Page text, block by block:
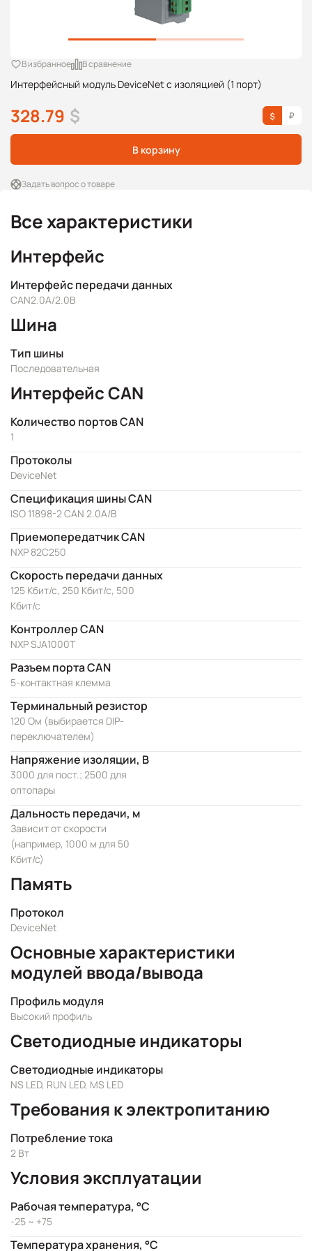
Интерфейсный модуль DeviceNet с изоляцией (1 порт)
В избранное В сравнение
328.79 $
В корзину
Задать вопрос о товаре
Все характеристики
Интерфейс
Интерфейс передачи данных
CAN2.0A/2.0B
Шина
Тип шины
Последовательная
Интерфейс CAN
Количество портов CAN
1
Протоколы
DeviceNet
Спецификация шины CAN
ISO 11898-2 CAN 2.0A/B
Приемопередатчик CAN
NXP 82C250
Скорость передачи данных
125 Кбит/с, 250 Кбит/с, 500
Кбит/с
Контроллер CAN
NXP SJA1000T
Разъем порта CAN
5-контактная клемма
Терминальный резистор
120 Ом (выбирается DIP-
переключателем)
Напряжение изоляции, В
3000 для пост.; 2500 для
оптопары
Дальность передачи, м
Зависит от скорости
(например, 1000 м для 50
Кбит/с)
Память
Протокол
DeviceNet
Основные характеристики
модулей ввода/вывода
Профиль модуля
Высокий профиль
Светодиодные индикаторы
Светодиодные индикаторы
NS LED, RUN LED, MS LED
Требования к электропитанию
Потребление тока
2 Вт
Условия эксплуатации
Рабочая температура, °C
-25 ~ +75
Температура хранения, °C